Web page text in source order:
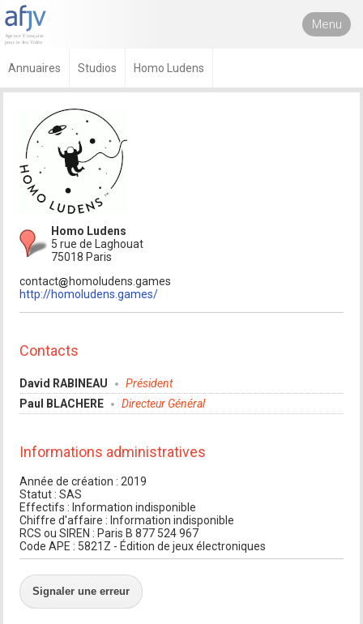
Menu
Annuaires Studios Homo Ludens
Homo Ludens
5 rue de Laghouat
75018 Paris
contact
homoludens.games
http://homoludens.games/
Contacts
David RABINEAU
Président
Paul BLACHERE
Directeur Général
Informations administratives
Année de création : 2019
Statut : SAS
Effectifs : Information indisponible
Chiffre d'affaire : Information indisponible
RCS ou SIREN : Paris B 877 524 967
Code APE : 5821Z - Édition de jeux électroniques
Signaler une erreur